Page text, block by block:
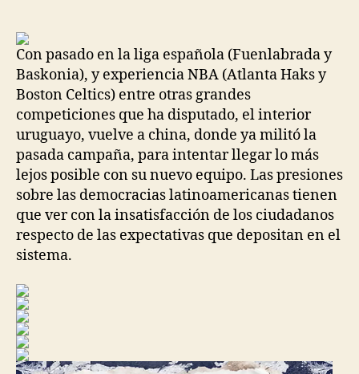
Con pasado en la liga española (Fuenlabrada y
Baskonia), y experiencia NBA (Atlanta Haks y
Boston Celtics) entre otras grandes
competiciones que ha disputado, el interior
uruguayo, vuelve a china, donde ya militó la
pasada campaña, para intentar llegar lo más
lejos posible con su nuevo equipo. Las presiones
sobre las democracias latinoamericanas tienen
que ver con la insatisfacción de los ciudadanos
respecto de las expectativas que depositan en el
sistema.